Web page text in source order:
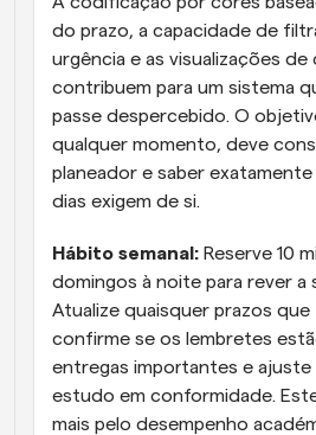
do prazo, a capacidade de
urgência e as visualizações de
contribuem para um sistema
passe despercebido. O
qualquer momento, deve
planeador e saber
dias exigem de si.
Hábito semanal: Reserve 10
domingos à noite para rever a
Atualize quaisquer prazos
confirme se os lembretes
entregas importantes e
estudo em conformidade.
mais pelo desempenho